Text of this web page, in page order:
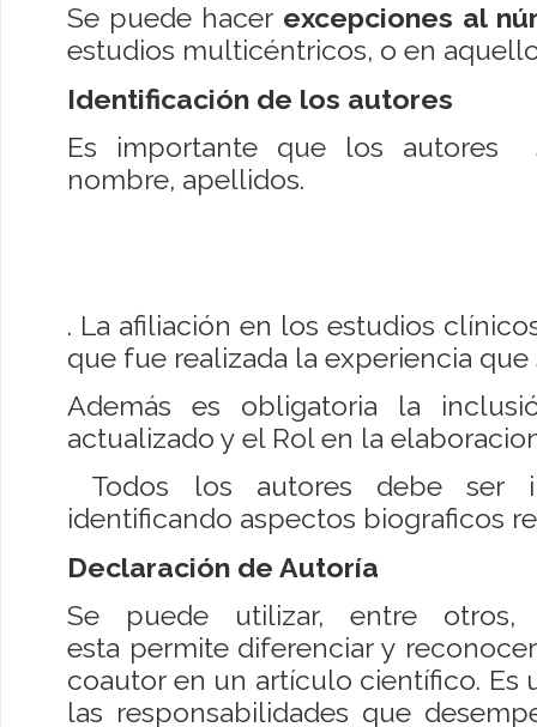
Se puede hacer excepciones al
estudios multicéntricos, o en
Identificación de los autores
Es importante que los autores
nombre, apellidos.
. La afiliación en los estudios
que fue realizada la experiencia
Además es obligatoria la
actualizado y el Rol en la
Todos los autores debe ser
identificando aspectos biograficos
Declaración de Autoría
Se puede utilizar, entre
esta permite diferenciar y
coautor en un artículo científico. Es
las responsabilidades que